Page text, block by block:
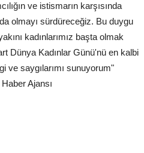
ve istismarın karşısında
olmayı sürdüreceğiz. Bu duygu
kadınlarımız başta olmak
Dünya Kadınlar Günü'nü en kalbi
ve saygılarımı sunuyorum"
Ajansı